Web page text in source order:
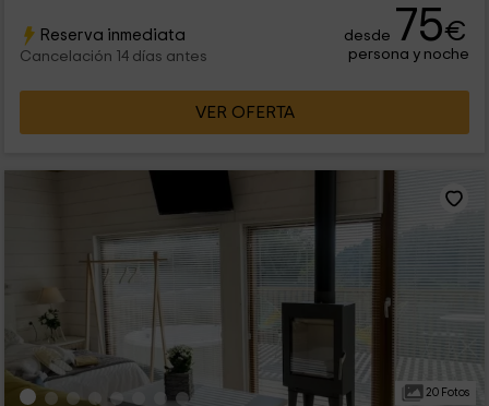
momentos románticos.
Reserva inmediata
Cancelación 14 días antes
desde 75€
persona y noche
VER OFERTA
20 Fotos